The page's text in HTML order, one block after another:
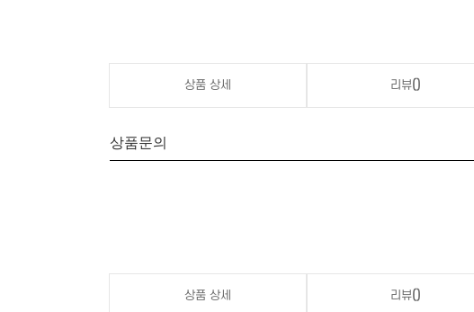
상품 상세 리뷰()
상품문의
상품 상세 리뷰()